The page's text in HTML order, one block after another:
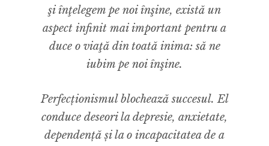
şi înţelegem pe noi înşine, există un
aspect infinit mai important pentru a
duce o viaţă din toată inima: să ne
iubim pe noi înşine.
Perfecționismul blochează succesul. El
conduce deseori la depresie, anxietate,
dependență și la o incapacitatea de a